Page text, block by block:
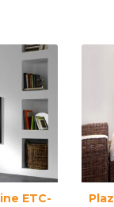
ETC-